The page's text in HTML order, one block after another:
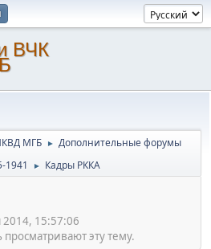
МГБ ► Дополнительные форумы
1941 ► Кадры РККА
15:57:06
эту тему.